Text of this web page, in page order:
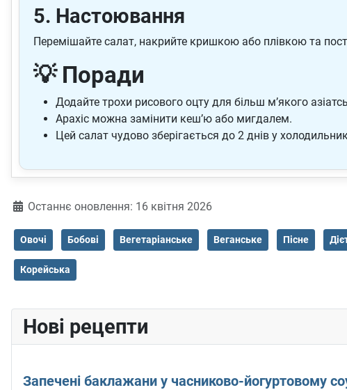
5. Настоювання
Перемішайте салат, накрийте кришкою або плівкою та
💡 Поради
Додайте трохи рисового оцту для більш м’якого
Арахіс можна замінити кеш’ю або мигдалем.
Цей салат чудово зберігається до 2 днів у
ДеталіОстаннє оновлення: 16 квітня 2026
Овочі Бобові Вегетаріанське Веганське Пісне
Корейська
Нові рецепти
Запечені баклажани у часниково-йогуртовому